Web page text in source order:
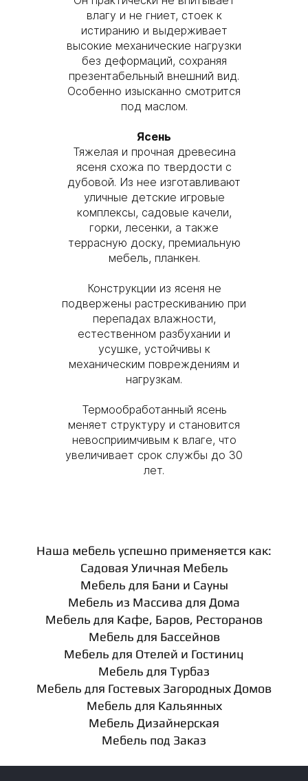
влагу и не гниет, стоек к
истиранию и выдерживает
высокие механические нагрузки
без деформаций, сохраняя
презентабельный внешний вид.
Особенно изысканно смотрится
под маслом.
Ясень
Тяжелая и прочная древесина
ясеня схожа по твердости с
дубовой. Из нее изготавливают
уличные детские игровые
комплексы, садовые качели,
горки, лесенки, а также
террасную доску, премиальную
мебель, планкен.
Конструкции из ясеня не
подвержены растрескиванию при
перепадах влажности,
естественном разбухании и
усушке, устойчивы к
механическим повреждениям и
нагрузкам.
Термообработанный ясень
меняет структуру и становится
невосприимчивым к влаге, что
увеличивает срок службы до 30
лет.
Наша мебель успешно применяется как:
Садовая Уличная Мебель
Мебель для Бани и Сауны
Мебель из Массива для Дома
Мебель для Кафе, Баров, Ресторанов
Мебель для Бассейнов
Мебель для Отелей и Гостиниц
Мебель для Турбаз
Мебель для Гостевых Загородных Домов
Мебель для Кальянных
Мебель Дизайнерская
Мебель под Заказ